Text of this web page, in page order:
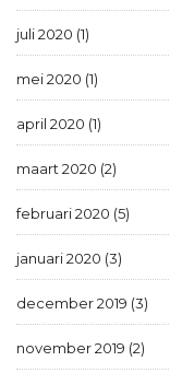
juli 2020 (1)
mei 2020 (1)
april 2020 (1)
maart 2020 (2)
februari 2020 (5)
januari 2020 (3)
december 2019 (3)
november 2019 (2)